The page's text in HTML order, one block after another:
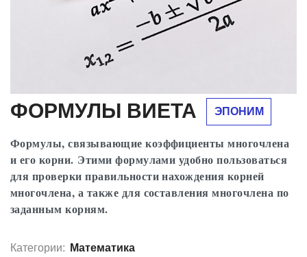
ФОРМУЛЫ ВИЕТА ЭПОНИМ
Формулы, связывающие коэффициенты многочлена
и его корни. Этими формулами удобно пользоваться
для проверки правильности нахождения корней
многочлена, а также для составления многочлена по
заданным корням.
Категории: Математика